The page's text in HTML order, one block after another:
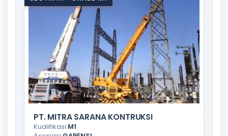
PT. MITRA SARANA KONTRUKSI
Kualifikasi:M1